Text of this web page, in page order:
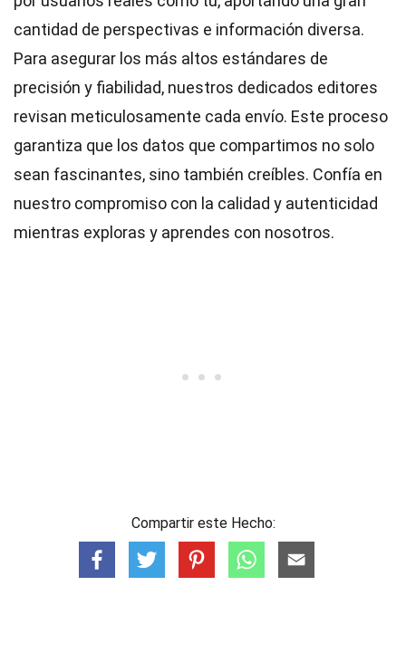
cantidad de perspectivas e información diversa.
Para asegurar los más altos estándares de
precisión y fiabilidad, nuestros dedicados editores
revisan meticulosamente cada envío. Este proceso
garantiza que los datos que compartimos no solo
sean fascinantes, sino también creíbles. Confía en
nuestro compromiso con la calidad y autenticidad
mientras exploras y aprendes con nosotros.
Compartir este Hecho: